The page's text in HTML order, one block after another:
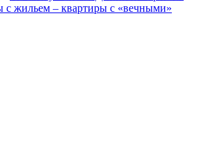
с жильем – квартиры с «вечными»